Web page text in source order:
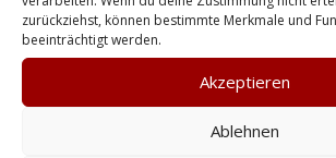
zurückziehst, können bestimmte Merkmale und
beeinträchtigt werden.
Akzeptieren
Ablehnen
ausgerichtet, Effektivität und
vereinen.
Privatpersonen profitieren von
professionellen